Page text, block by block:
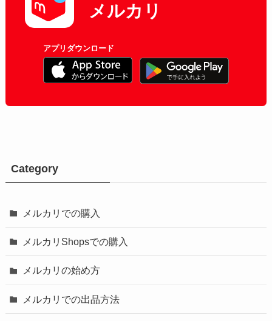
メルカリ
アプリダウンロード
Category
メルカリでの購入
メルカリShopsでの購入
メルカリの始め方
メルカリでの出品方法